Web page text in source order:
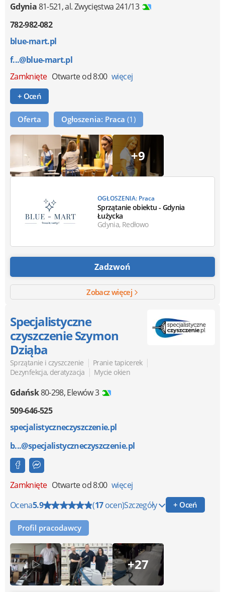
Gdynia81-521,al. Zwycięstwa 241/13
782-982-082
blue-mart.pl
f...@blue-mart.pl
Zamknięte Otwarte od 8:00 więcej
+ Oceń
Oferta Ogłoszenia: Praca (1)
+9
OGŁOSZENIA: Praca
Sprzątanie obiektu - Gdynia
Łużycka
Gdynia, Redłowo
Zadzwoń
Zobacz więcej
Specjalistyczne
czyszczenie Szymon
Dziąba
Sprzątanie i czyszczenie | Pranie tapicerek |
Dezynfekcja, deratyzacja | Mycie okien
Gdańsk80-298,Elewów 3
509-646-525
specjalistyczneczyszczenie.pl
b...@specjalistyczneczyszczenie.pl
Zamknięte Otwarte od 8:00 więcej
Ocena5.9 (17ocen)Szczegóły + Oceń
Profil pracodawcy
+27